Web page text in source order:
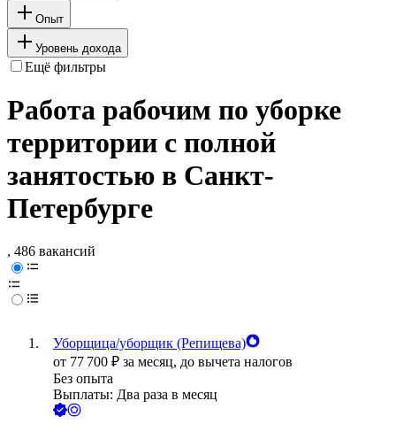
Опыт
Уровень дохода
Ещё фильтры
Работа рабочим по уборке
территории с полной
занятостью в Санкт-
Петербурге
, 486 вакансий
Уборщица/уборщик (Репищева)
от 77 700 ₽ за месяц, до вычета налогов
Без опыта
Выплаты: Два раза в месяц